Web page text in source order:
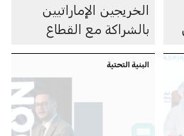
الخريجين الإماراتيين
بالشراكة مع القطاع
البنية التحتية